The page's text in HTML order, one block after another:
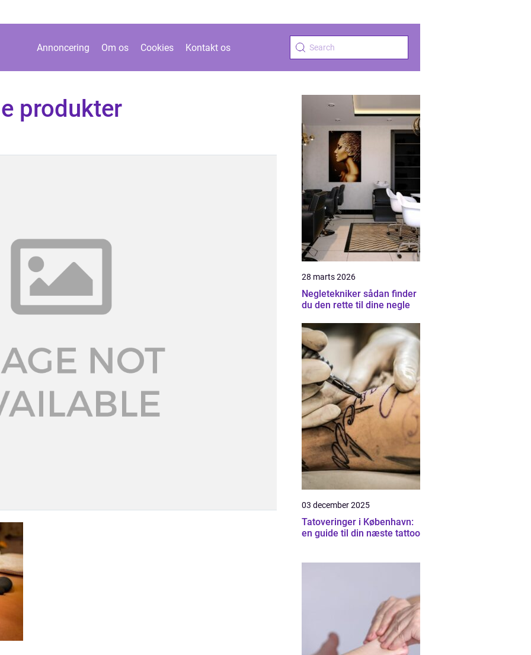
Annoncering Om os Cookies Kontakt os
produkter
28 marts 2026
Negletekniker sådan finder
du den rette til dine negle
03 december 2025
Tatoveringer i København:
en guide til din næste tattoo